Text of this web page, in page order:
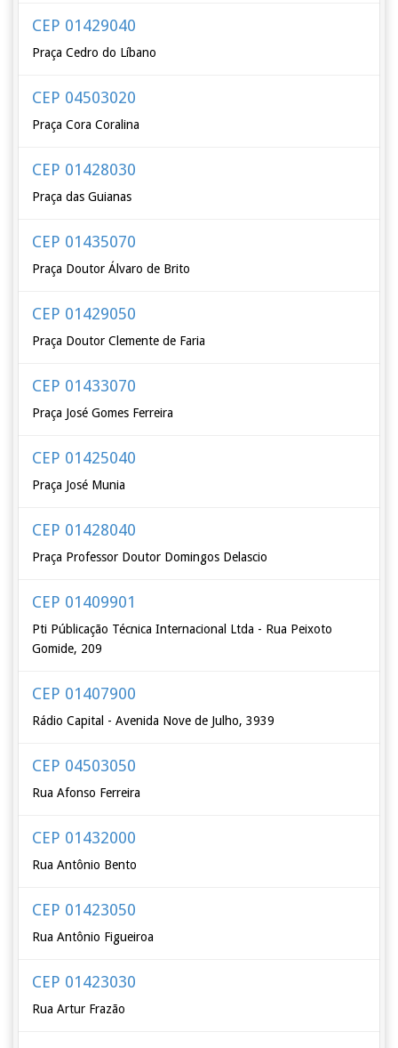
CEP 01429040
Praça Cedro do Líbano
CEP 04503020
Praça Cora Coralina
CEP 01428030
Praça das Guianas
CEP 01435070
Praça Doutor Álvaro de Brito
CEP 01429050
Praça Doutor Clemente de Faria
CEP 01433070
Praça José Gomes Ferreira
CEP 01425040
Praça José Munia
CEP 01428040
Praça Professor Doutor Domingos Delascio
CEP 01409901
Pti Públicação Técnica Internacional Ltda - Rua Peixoto
Gomide, 209
CEP 01407900
Rádio Capital - Avenida Nove de Julho, 3939
CEP 04503050
Rua Afonso Ferreira
CEP 01432000
Rua Antônio Bento
CEP 01423050
Rua Antônio Figueiroa
CEP 01423030
Rua Artur Frazão